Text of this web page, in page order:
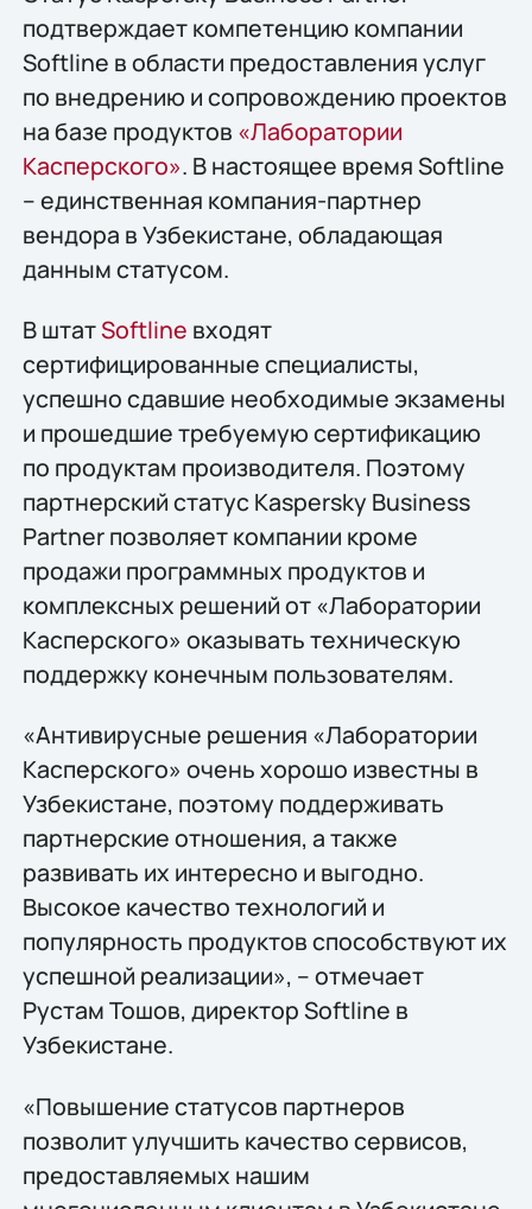
подтверждает компетенцию компании
Softline в области предоставления услуг
по внедрению и сопровождению проектов
на базе продуктов «Лаборатории
Касперского». В настоящее время Softline
– единственная компания-партнер
вендора в Узбекистане, обладающая
данным статусом.
В штатSoftline входят
сертифицированные специалисты,
успешно сдавшие необходимые экзамены
и прошедшие требуемую сертификацию
по продуктам производителя. Поэтому
партнерский статус Kaspersky Business
Partner позволяет компании кроме
продажи программных продуктов и
комплексных решений от «Лаборатории
Касперского» оказывать техническую
поддержку конечным пользователям.
«Антивирусные решения «Лаборатории
Касперского» очень хорошо известны в
Узбекистане, поэтому поддерживать
партнерские отношения, а также
развивать их интересно и выгодно.
Высокое качество технологий и
популярность продуктов способствуют их
успешной реализации», – отмечает
Рустам Тошов, директор Softline в
Узбекистане.
«Повышение статусов партнеров
позволит улучшить качество сервисов,
предоставляемых нашим